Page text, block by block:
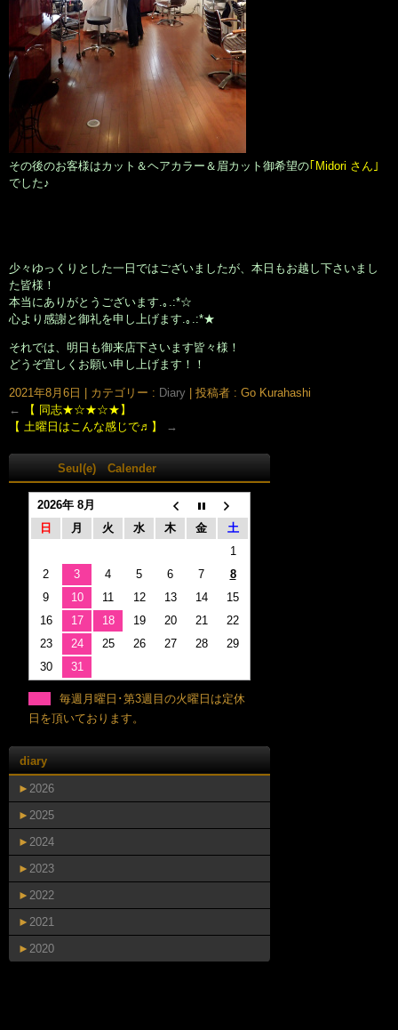
その後のお客様はカット＆ヘアカラー＆眉カット御希望の｢Midori さん｣
でした♪
少々ゆっくりとした一日ではございましたが、本日もお越し下さいまし
た皆様！
本当にありがとうございます.｡.:*☆
心より感謝と御礼を申し上げます.｡.:*★
それでは、明日も御来店下さいます皆々様！
どうぞ宜しくお願い申し上げます！！
2021年8月6日 カテゴリー : Diary
投稿者 : Go Kurahashi
←
【 同志★☆★☆★】
【 土曜日はこんな感じで♬】
→
Seul(e) Calender
2026年 8月
日
月 火 水 木 金
土
1
2
3 4 5 6 7
8
9
10 11 12 13 14
15
16
17 18 19 20 21
22
23
24 25 26 27 28
29
30
31
毎週月曜日･第3週目の火曜日は定休
日を頂いております。
diary
► 2026
► 2025
► 2024
► 2023
► 2022
► 2021
► 2020